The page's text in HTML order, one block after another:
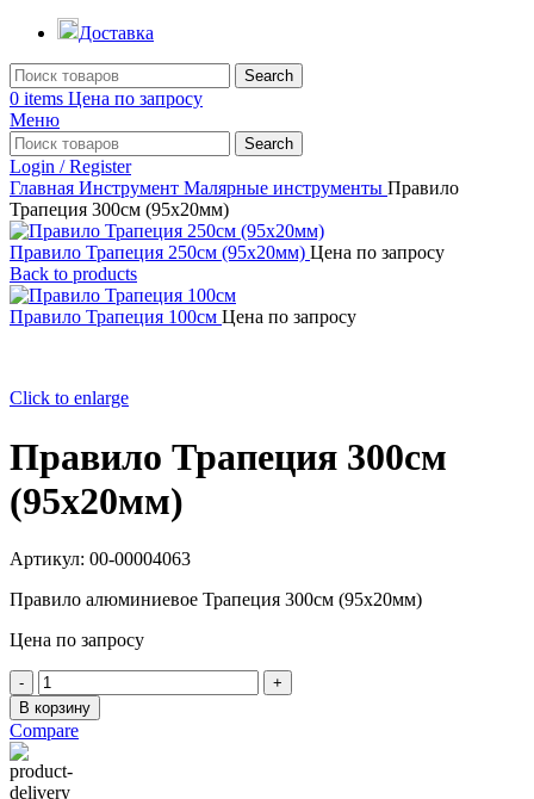
Доставка
Search
0 items Цена по запросу
Меню
Search
Login / Register
Главная Инструмент Малярные инструменты Правило
Трапеция 300см (95х20мм)
Правило Трапеция 250см (95х20мм) Цена по запросу
Back to products
Правило Трапеция 100см Цена по запросу
Click to enlarge
Правило Трапеция 300см
(95х20мм)
Артикул: 00-00004063
Правило алюминиевое Трапеция 300см (95х20мм)
Цена по запросу
Количество
товара
Правило
Трапеция
300см
(95х20мм)
В корзину
Compare